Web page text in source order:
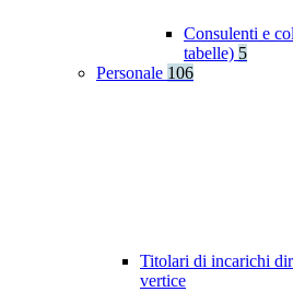
Consulenti e
tabelle) 5
Personale 106
Titolari di incarichi
vertice